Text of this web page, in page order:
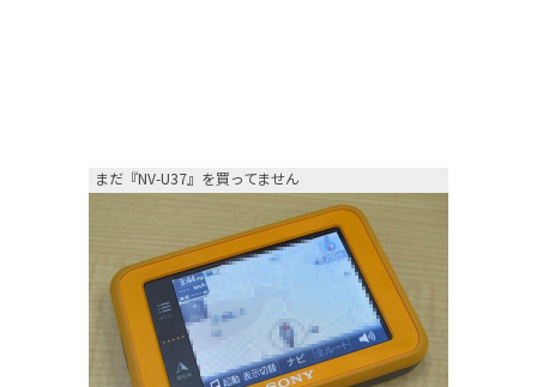
まだ『NV-U37』を買ってません